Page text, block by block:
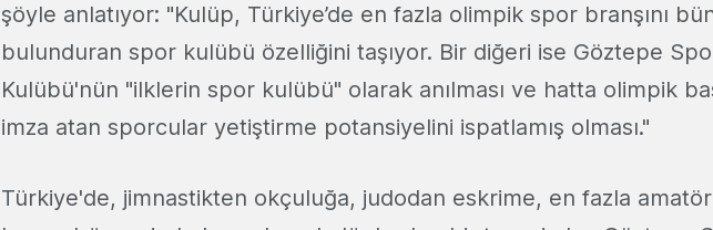
şöyle anlatıyor: "Kulüp, Türkiye’de en fazla olimpik spor branşını
bulunduran spor kulübü özelliğini taşıyor. Bir diğeri ise Göztepe
Kulübü'nün "ilklerin spor kulübü" olarak anılması ve hatta olimpik
imza atan sporcular yetiştirme potansiyelini ispatlamış olması."
Türkiye'de, jimnastikten okçuluğa, judodan eskrime, en fazla